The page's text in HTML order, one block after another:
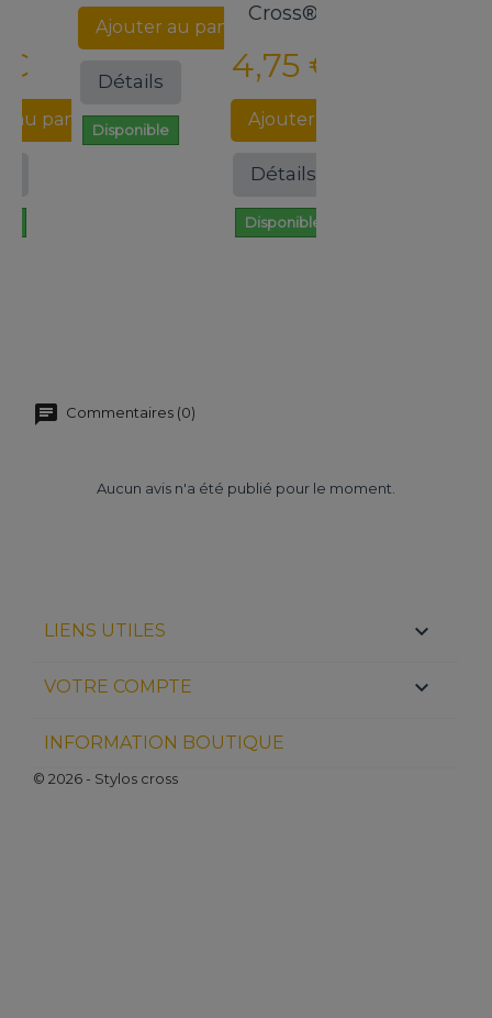
panier
Ajouter au panier
Détails
Disponible
Cross®
4,75 €
Ajouter au panier
Détails
Disponible
Commentaires (0)
Aucun avis n'a été publié pour le moment.
LIENS UTILES 
VOTRE COMPTE 
INFORMATION BOUTIQUE
© 2026 - Stylos cross